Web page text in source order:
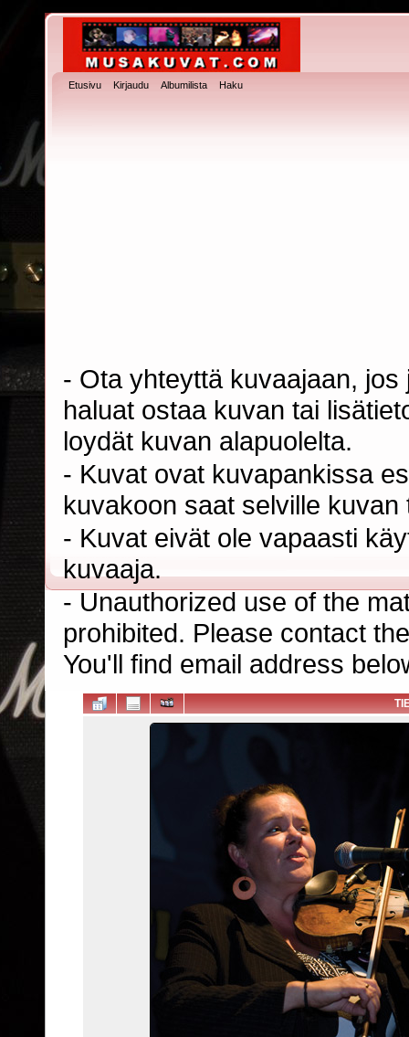
Etusivu Kirjaudu Albumilista Haku
- Ota yhteyttä kuvaajaan,
haluat ostaa kuvan tai
loydät kuvan alapuolelta.
- Kuvat ovat kuvapankissa
kuvakoon saat selville
- Kuvat eivät ole vapaasti
kuvaaja.
- Unauthorized use of the
prohibited. Please contact
You'll find email address